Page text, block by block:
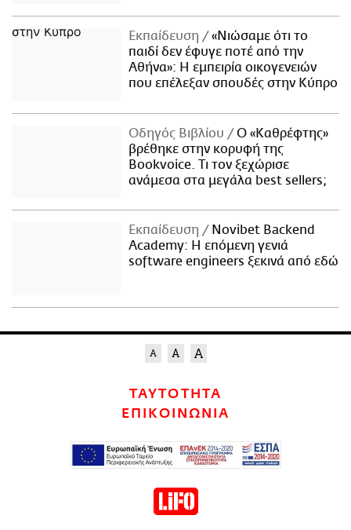
Εκπαίδευση
«Νιώσαμε ότι το
παιδί δεν έφυγε ποτέ από την
Αθήνα»: Η εμπειρία οικογενειών
που επέλεξαν σπουδές στην Κύπρο
Οδηγός Βιβλίου
Ο «Καθρέφτης»
βρέθηκε στην κορυφή της
Bookvoice. Τι τον ξεχώρισε
ανάμεσα στα μεγάλα best sellers;
Εκπαίδευση
Novibet Backend
Academy: Η επόμενη γενιά
software engineers ξεκινά από εδώ
ΤΑΥΤΟΤΗΤΑ
ΕΠΙΚΟΙΝΩΝΙΑ